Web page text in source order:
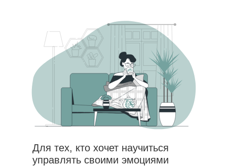
Для тех, кто хочет научиться
управлять своими эмоциями